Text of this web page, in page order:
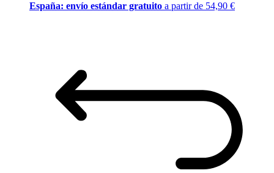
España: envío estándar gratuito a partir de 54,90 €